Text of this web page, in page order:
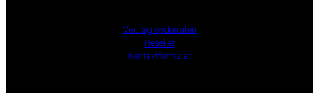
Vertrag widerrufen
Reseller
Kontaktformular